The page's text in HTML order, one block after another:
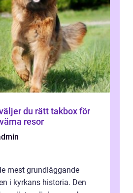
resor
mest grundläggande
i kyrkans historia. Den